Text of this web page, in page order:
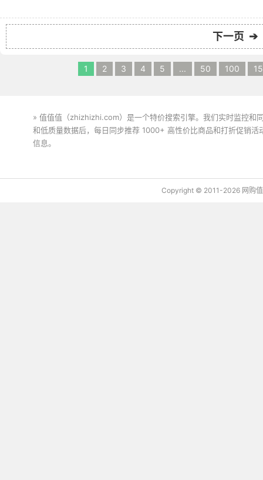
下一页 ➔
1 2 3 4 5 ... 50 100
» 值值值（zhizhizhi.com）是一个特价搜索引擎。我们实时监控和
和低质量数据后，每日同步推荐 1000+ 高性价比商品和打折促销
信息。
Copyright © 2011-2026 网购